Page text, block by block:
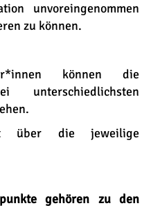
unvoreingenommen
zu können.
können die
unterschiedlichsten
über die jeweilige
gehören zu den